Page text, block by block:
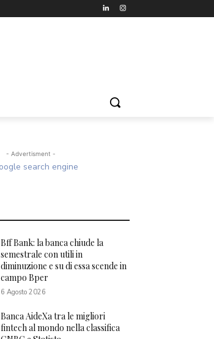
- Advertisment -
Bff Bank: la banca chiude la
semestrale con utili in
diminuzione e su di essa scende in
campo Bper
6 Agosto 2026
Banca AideXa tra le migliori
fintech al mondo nella classifica